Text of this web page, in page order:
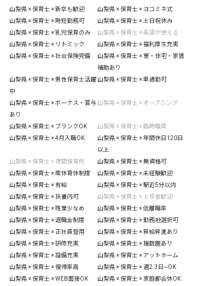
山梨県 × 保育士 × 新卒も歓迎
山梨県 × 保育士 × ヨコミネ式
山梨県 × 保育士 × 時短勤務可
山梨県 × 保育士 × 土日祝休み
山梨県 × 保育士 × 乳児保育のみ
山梨県 × 保育士 × 英語が使える
山梨県 × 保育士 × リトミック
山梨県 × 保育士 × 福利厚生充実
山梨県 × 保育士 × 社会保険完備
山梨県 × 保育士 × 寮・住宅・家賃
補助あり
山梨県 × 保育士 × 男性保育士活躍
中
山梨県 × 保育士 × 車通勤可
山梨県 × 保育士 × ボーナス・賞与
あり
山梨県 × 保育士 × オープニング
山梨県 × 保育士 × ブランクOK
山梨県 × 保育士 × 臨時職員
山梨県 × 保育士 × 4月入職OK
山梨県 × 保育士 × 年間休日120日
以上
山梨県 × 保育士 × 夜間保育所
山梨県 × 保育士 × 無資格可
山梨県 × 保育士 × 産休育休制度
山梨県 × 保育士 × 未経験歓迎
山梨県 × 保育士 × 有給
山梨県 × 保育士 × 駅近5分以内
山梨県 × 保育士 × 扶養内可
山梨県 × 保育士 × 上京者歓迎
山梨県 × 保育士 × 残業少なめ
山梨県 × 保育士 × 低離職率
山梨県 × 保育士 × 退職金制度
山梨県 × 保育士 × 勤務地選択可
山梨県 × 保育士 × 正社員登用
山梨県 × 保育士 × 昇給昇進あり
山梨県 × 保育士 × 研修充実
山梨県 × 保育士 × 複数園あり
山梨県 × 保育士 × 設備充実
山梨県 × 保育士 × アットホーム
山梨県 × 保育士 × 復帰率高
山梨県 × 保育士 × 週2.3日~OK
山梨県 × 保育士 × WEB面接OK
山梨県 × 保育士 × 家庭都合休OK